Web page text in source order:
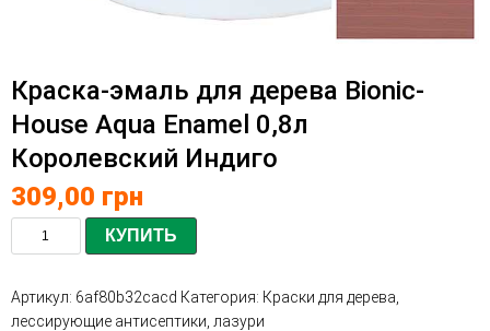
Краска-эмаль для дерева Bionic-
House Aqua Enamel 0,8л
Королевский Индиго
309,00 грн
КУПИТЬ
Артикул: 6af80b32cacd Категория: Краски для дерева,
лессирующие антисептики, лазури